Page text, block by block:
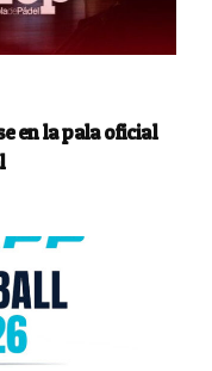
en la pala oficial